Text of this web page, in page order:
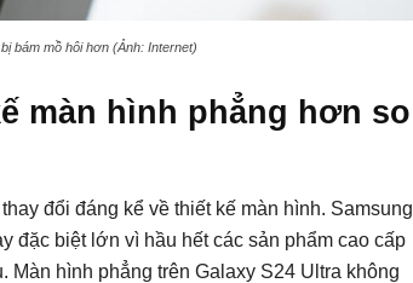
bám mồ hôi hơn (Ảnh: Internet)
màn hình phẳng hơn so
đổi đáng kể về thiết kế màn hình. Samsung
đặc biệt lớn vì hầu hết các sản phẩm cao cấp
hình phẳng trên Galaxy S24 Ultra không